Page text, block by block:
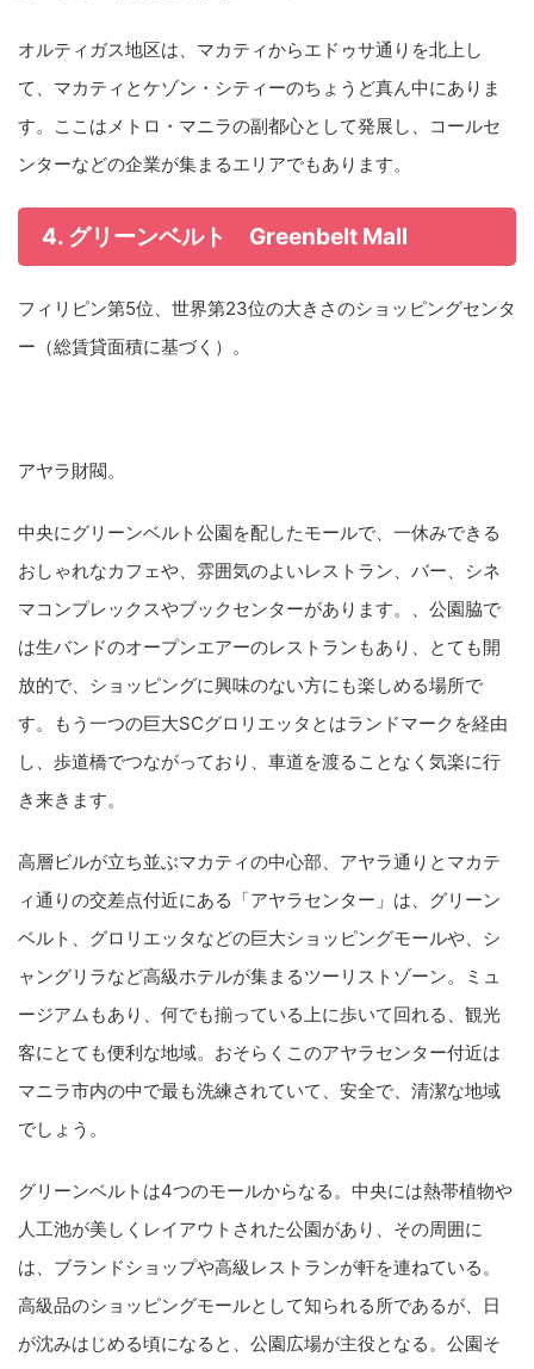
オルティガス地区は、マカティからエドゥサ通りを北上し
て、マカティとケゾン・シティーのちょうど真ん中にありま
す。ここはメトロ・マニラの副都心として発展し、コールセ
ンターなどの企業が集まるエリアでもあります。
4. グリーンベルト Greenbelt Mall
フィリピン第5位、世界第23位の大きさのショッピングセンタ
ー（総賃貸面積に基づく）。
アヤラ財閥。
中央にグリーンベルト公園を配したモールで、一休みできる
おしゃれなカフェや、雰囲気のよいレストラン、バー、シネ
マコンプレックスやブックセンターがあります。、公園脇で
は生バンドのオープンエアーのレストランもあり、とても開
放的で、ショッピングに興味のない方にも楽しめる場所で
す。もう一つの巨大SCグロリエッタとはランドマークを経由
し、歩道橋でつながっており、車道を渡ることなく気楽に行
き来きます。
高層ビルが立ち並ぶマカティの中心部、アヤラ通りとマカテ
ィ通りの交差点付近にある「アヤラセンター」は、グリーン
ベルト、グロリエッタなどの巨大ショッピングモールや、シ
ャングリラなど高級ホテルが集まるツーリストゾーン。ミュ
ージアムもあり、何でも揃っている上に歩いて回れる、観光
客にとても便利な地域。おそらくこのアヤラセンター付近は
マニラ市内の中で最も洗練されていて、安全で、清潔な地域
でしょう。
グリーンベルトは4つのモールからなる。中央には熱帯植物や
人工池が美しくレイアウトされた公園があり、その周囲に
は、ブランドショップや高級レストランが軒を連ねている。
高級品のショッピングモールとして知られる所であるが、日
が沈みはじめる頃になると、公園広場が主役となる。公園そ